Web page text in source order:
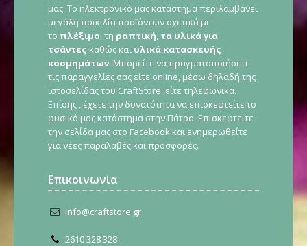
μας. Το ηλεκτρονικό μας κατάστημα περιλαμβάνει
μεγάλη ποικιλία προϊόντων σχετικά με
το πλέξιμο, τη ραπτική, τα υλικά για
τσάντες καθώς και υλικά κατασκευής
κοσμημάτων. Μπορείτε να πραγματοποιήσετε
τις παραγγελίες σας είτε online, μέσω δηλαδή της
ιστοσελίδας του CraftStore, είτε τηλεφωνικά.
Επίσης , έχετε την δυνατότητα να επισκεφτείτε το
φυσικό μας κατάστημα στην Πάτρα. Επισκεφτείτε
την σελίδα μας στο Facebook και ενημερωθείτε
για νέες παραλαβές και προσφορές.
Επικοινωνία
info@craftstore.gr
2610 328 328